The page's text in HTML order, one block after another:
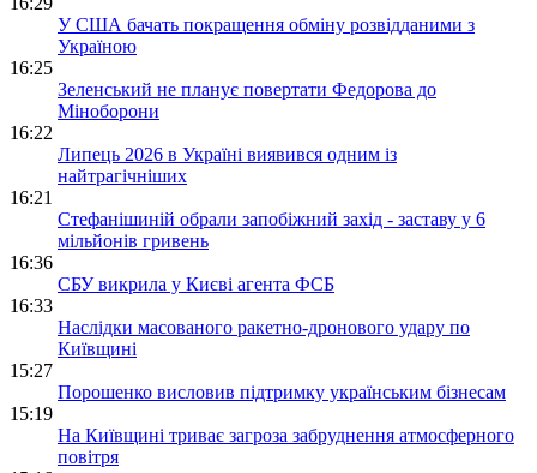
У США бачать покращення обміну розвідданими з
Україною
16:25
Зеленський не планує повертати Федорова до
Міноборони
16:22
Липець 2026 в Україні виявився одним із
найтрагічніших
16:21
Стефанішиній обрали запобіжний захід - заставу у 6
мільйонів гривень
16:36
СБУ викрила у Києві агента ФСБ
16:33
Наслідки масованого ракетно-дронового удару по
Київщині
15:27
Порошенко висловив підтримку українським бізнесам
15:19
На Київщині триває загроза забруднення атмосферного
повітря